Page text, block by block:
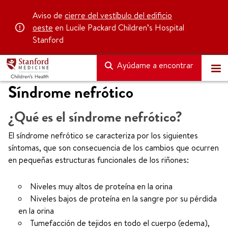
Aviso de cierre del vestíbulo del edificio
oeste en Lucile Packard Children’s Hospital
Stanford
Ayúdame a encontrar
Síndrome nefrótico
¿Qué es el síndrome nefrótico?
El síndrome nefrótico se caracteriza por los siguientes
síntomas, que son consecuencia de los cambios que ocurren
en pequeñas estructuras funcionales de los riñones:
Niveles muy altos de proteína en la orina
Niveles bajos de proteína en la sangre por su pérdida
en la orina
Tumefacción de tejidos en todo el cuerpo (edema),